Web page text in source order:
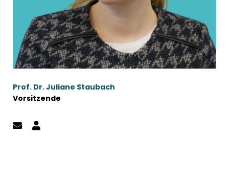
Prof. Dr. Juliane Staubach
Vorsitzende